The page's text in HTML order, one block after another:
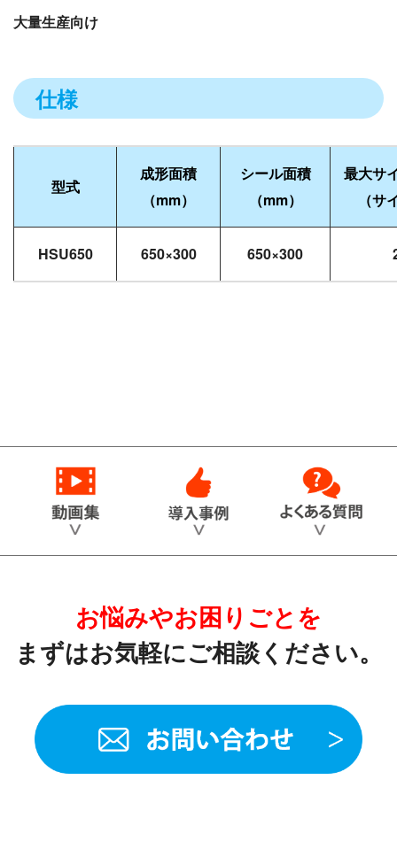
大量生産向け
仕様
型式
成形面積
（mm）
シール面積
（mm）
最大サ
（サ
HSU650 650×300 650×300
お悩みやお困りごとを
まずはお気軽にご相談ください。